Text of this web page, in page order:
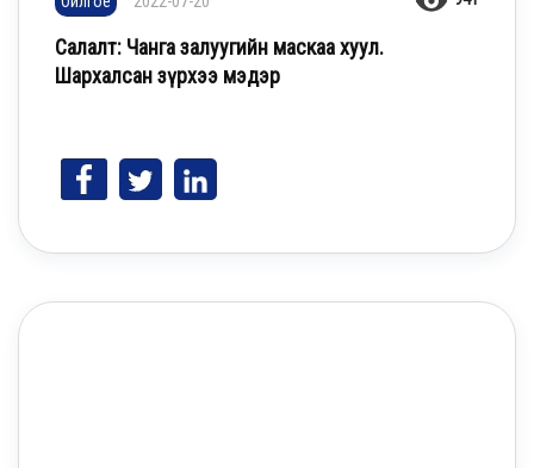
Салалт: Чанга залуугийн маскаа хуул.
Шархалсан зүрхээ мэдэр